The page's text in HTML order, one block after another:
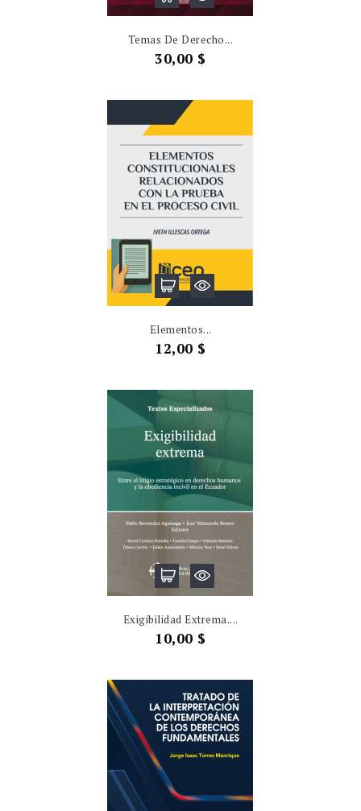
Temas De Derecho...
Precio
30,00 $
Elementos...
Precio
12,00 $
Exigibilidad Extrema....
Precio
10,00 $